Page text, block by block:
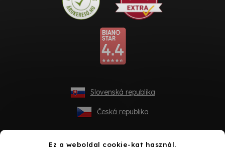
Ez a weboldal cookie-kat használ.
Slovenská republika
Česká republika